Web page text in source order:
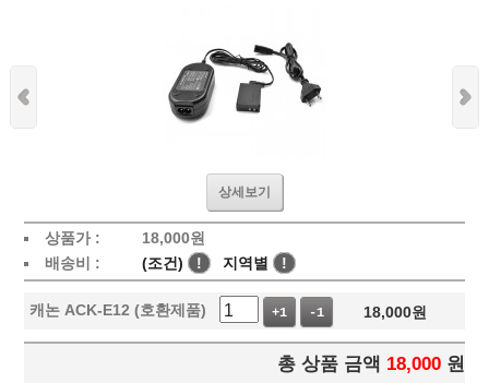
상세보기
상품가 : 18,000원
배송비 :
(조건) ! 지역별 !
캐논 ACK-E12 (호환제품) +1 -1 18,000원
총 상품 금액 18,000 원